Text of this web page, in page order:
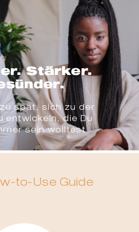
Stärker.
spät, sich zu der
entwickeln, die Du
sein wolltest.
to-Use Guide